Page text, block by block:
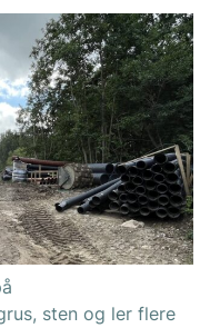
sten og ler flere